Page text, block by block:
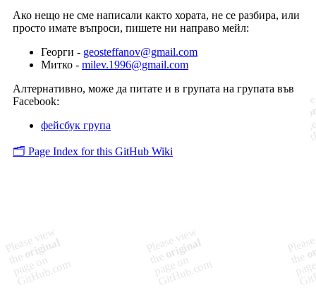
Ако нещо не сме написали както хората, не се разбира, или
просто имате въпроси, пишете ни направо мейл:
Георги - geosteffanov@gmail.com
Митко - milev.1996@gmail.com
Алтернативно, може да питате и в групата на групата във
Facebook:
фейсбук група
🗂️ Page Index for this GitHub Wiki